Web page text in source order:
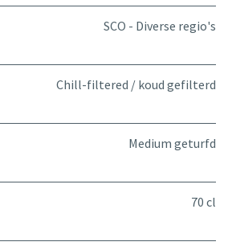
SCO - Diverse regio's
Chill-filtered / koud gefilterd
Medium geturfd
70 cl